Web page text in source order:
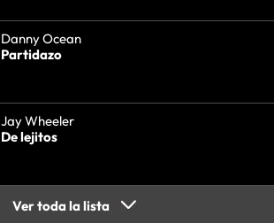
Danny Ocean
Partidazo
Jay Wheeler
De lejitos
Ver toda la lista